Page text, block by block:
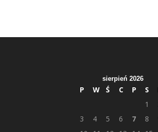
sierpień 2026
P W Ś C P S
1
3
4 5 6 7 8